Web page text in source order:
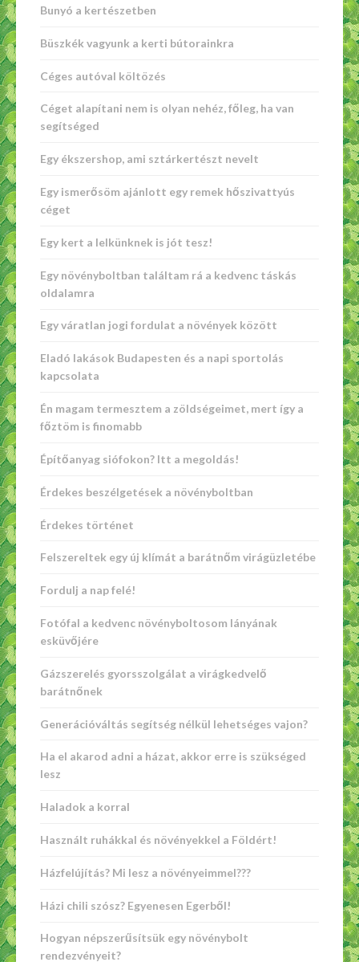
Bunyó a kertészetben
Büszkék vagyunk a kerti bútorainkra
Céges autóval költözés
Céget alapítani nem is olyan nehéz, főleg, ha van
segítséged
Egy ékszershop, ami sztárkertészt nevelt
Egy ismerősöm ajánlott egy remek hőszivattyús
céget
Egy kert a lelkünknek is jót tesz!
Egy növényboltban találtam rá a kedvenc táskás
oldalamra
Egy váratlan jogi fordulat a növények között
Eladó lakások Budapesten és a napi sportolás
kapcsolata
Én magam termesztem a zöldségeimet, mert így a
főztöm is finomabb
Építőanyag siófokon? Itt a megoldás!
Érdekes beszélgetések a növényboltban
Érdekes történet
Felszereltek egy új klímát a barátnőm virágüzletébe
Fordulj a nap felé!
Fotófal a kedvenc növényboltosom lányának
esküvőjére
Gázszerelés gyorsszolgálat a virágkedvelő
barátnőnek
Generációváltás segítség nélkül lehetséges vajon?
Ha el akarod adni a házat, akkor erre is szükséged
lesz
Haladok a korral
Használt ruhákkal és növényekkel a Földért!
Házfelújítás? Mi lesz a növényeimmel???
Házi chili szósz? Egyenesen Egerből!
Hogyan népszerűsítsük egy növénybolt
rendezvényeit?